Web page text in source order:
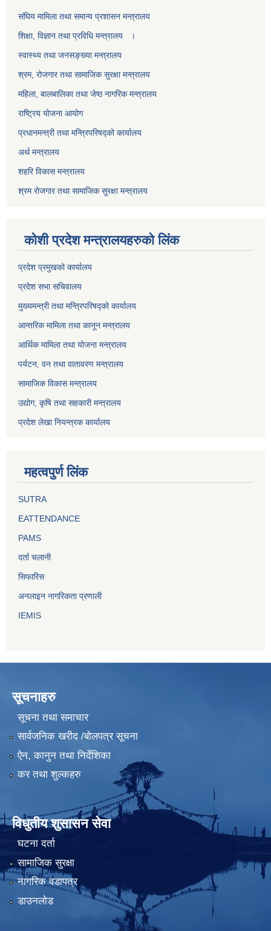
स‌ंघिय मामिला तथा समान्य प्रशासन मन्त्रालय
शिक्षा, विज्ञान तथा प्रविधि मन्त्रालय ।
स्वास्थ्य तथा जनसङ्ख्या मन्त्रालय
श्रम, रोजगार तथा सामाजिक सुरक्षा मन्त्रालय
महिला, बालबालिका तथा जेष्ठ नागरिक मन्त्रालय
राष्ट्रिय योजना आयोग
प्रधानमन्त्री तथा मन्त्रिपरिषद्को कार्यालय
अर्थ मन्त्रालय
शहरि विकास मन्त्रालय
श्रम रोजगार तथा सामाजिक सुरक्षा मन्त्रालय
कोशी प्रदेश मन्त्रालयहरुको लिंक
प्रदेश प्रमुखको कार्यालय
प्रदेश सभा सचिवालय
मुख्यमन्त्री तथा मन्त्रिपरिषद्को कार्यालय
आन्तरिक मामिला तथा कानून मन्त्रालय
आर्थिक मामिला तथा योजना मन्त्रालय
पर्यटन, वन तथा वातावरण मन्त्रालय
सामाजिक विकास मन्त्रालय
उद्योग, कृषि तथा सहकारी मन्त्रालय
प्रदेश लेखा नियन्त्रक कार्यालय
महत्वपुर्ण लिंक
SUTRA
EATTENDANCE
PAMS
दर्ता चलानी
सिफारिस
अनलाइन नागरिकता प्रणाली
IEMIS
सूचनाहरु
सूचना तथा समाचार
सार्वजनिक खरीद /बोलपत्र सूचना
ऐन, कानुन तथा निर्देशिका
कर तथा शुल्कहरु
विधुतीय शुसासन सेवा
घटना दर्ता
सामाजिक सुरक्षा
नागरिक वडापत्र
डाउनलोड